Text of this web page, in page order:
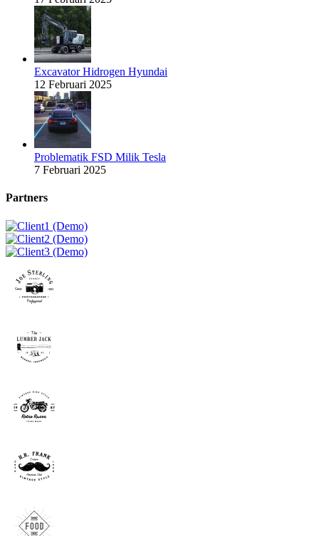
Excavator Hidrogen Hyundai
12 Februari 2025
Problematik FSD Milik Tesla
7 Februari 2025
Partners